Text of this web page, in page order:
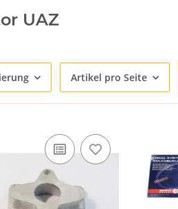
UAZ
Artikel pro Seite